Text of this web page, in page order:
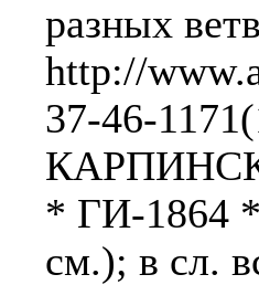
разных
http://
37-46-
* ГИ-1864
см.); в сл.